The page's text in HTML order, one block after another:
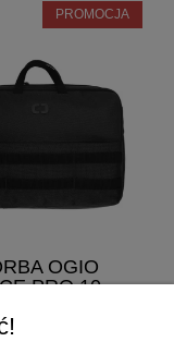
OGIO
PRO 10
PROMOCJA